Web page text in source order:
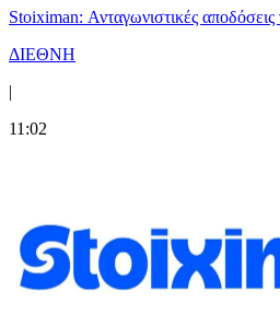
Stoiximan: Ανταγωνιστικές
ΔΙΕΘΝΗ
|
11:02